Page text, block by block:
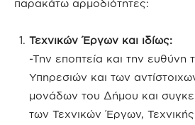
παρακάτω αρμοδιότητες:
Τεχνικών Έργων και ιδίως:
-Την εποπτεία και την ευθύνη
Υπηρεσιών και των
μονάδων του Δήμου και
των Τεχνικών Έργων,